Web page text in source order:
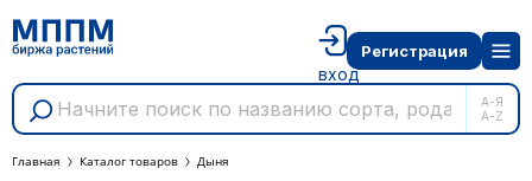
А-Я
A-Z
вход
Регистрация
Главная Каталог товаров Дыня